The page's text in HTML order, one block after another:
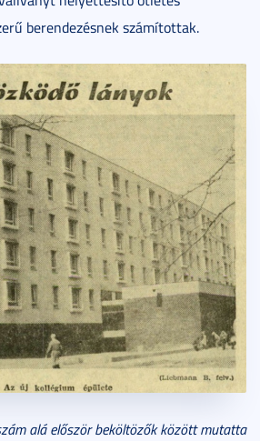
berendezésnek számítottak.
alá először beköltözők között mutatta